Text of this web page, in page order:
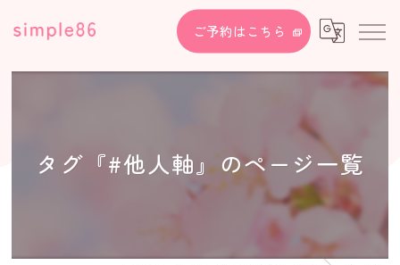
ご予約はこちら
タグ『#他人軸』のページ一覧